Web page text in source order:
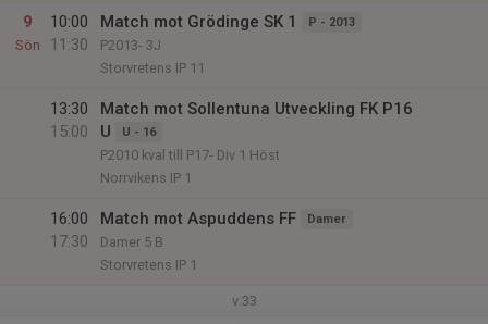
9
Sön
10:00
11:30
Match mot Grödinge SK 1 P - 2013
P2013- 3J
Storvretens IP 11
13:30
15:00
Match mot Sollentuna Utveckling FK P16
U
U - 16
P2010 kval till P17- Div 1 Höst
Norrvikens IP 1
16:00
17:30
Match mot Aspuddens FF Damer
Damer 5 B
Storvretens IP 1
v.33